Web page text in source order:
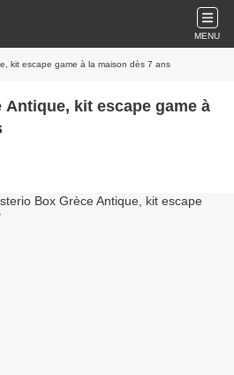
MENU
kit escape game à la maison dès 7 ans
kit escape game à